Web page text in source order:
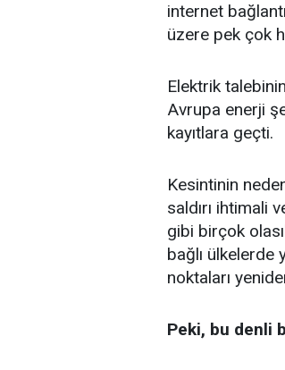
internet
üzere pek çok
Elektrik
Avrupa enerji
kayıtlara geçti.
Kesintinin
saldırı ihtimali
gibi birçok
bağlı ülkelerde
noktaları
Peki, bu denli